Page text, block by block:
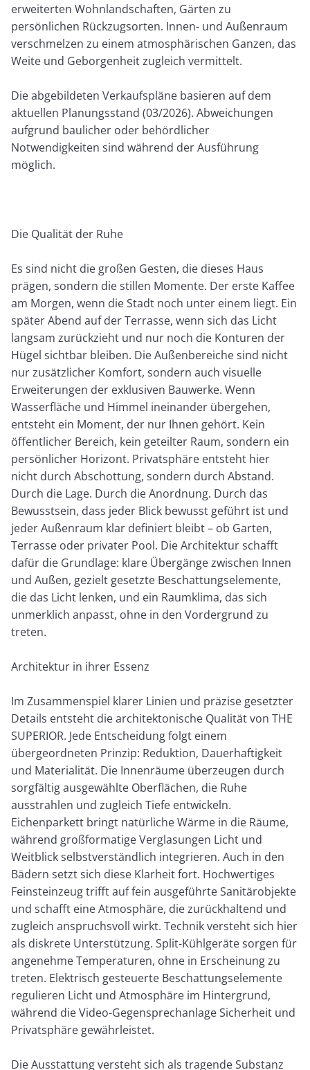
erweiterten Wohnlandschaften, Gärten zu
persönlichen Rückzugsorten. Innen- und Außenraum
verschmelzen zu einem atmosphärischen Ganzen, das
Weite und Geborgenheit zugleich vermittelt.
Die abgebildeten Verkaufspläne basieren auf dem
aktuellen Planungsstand (03/2026). Abweichungen
aufgrund baulicher oder behördlicher
Notwendigkeiten sind während der Ausführung
möglich.
Die Qualität der Ruhe
Es sind nicht die großen Gesten, die dieses Haus
prägen, sondern die stillen Momente. Der erste Kaffee
am Morgen, wenn die Stadt noch unter einem liegt. Ein
später Abend auf der Terrasse, wenn sich das Licht
langsam zurückzieht und nur noch die Konturen der
Hügel sichtbar bleiben. Die Außenbereiche sind nicht
nur zusätzlicher Komfort, sondern auch visuelle
Erweiterungen der exklusiven Bauwerke. Wenn
Wasserfläche und Himmel ineinander übergehen,
entsteht ein Moment, der nur Ihnen gehört. Kein
öffentlicher Bereich, kein geteilter Raum, sondern ein
persönlicher Horizont. Privatsphäre entsteht hier
nicht durch Abschottung, sondern durch Abstand.
Durch die Lage. Durch die Anordnung. Durch das
Bewusstsein, dass jeder Blick bewusst geführt ist und
jeder Außenraum klar definiert bleibt – ob Garten,
Terrasse oder privater Pool. Die Architektur schafft
dafür die Grundlage: klare Übergänge zwischen Innen
und Außen, gezielt gesetzte Beschattungselemente,
die das Licht lenken, und ein Raumklima, das sich
unmerklich anpasst, ohne in den Vordergrund zu
treten.
Architektur in ihrer Essenz
Im Zusammenspiel klarer Linien und präzise gesetzter
Details entsteht die architektonische Qualität von THE
SUPERIOR. Jede Entscheidung folgt einem
übergeordneten Prinzip: Reduktion, Dauerhaftigkeit
und Materialität. Die Innenräume überzeugen durch
sorgfältig ausgewählte Oberflächen, die Ruhe
ausstrahlen und zugleich Tiefe entwickeln.
Eichenparkett bringt natürliche Wärme in die Räume,
während großformatige Verglasungen Licht und
Weitblick selbstverständlich integrieren. Auch in den
Bädern setzt sich diese Klarheit fort. Hochwertiges
Feinsteinzeug trifft auf fein ausgeführte Sanitärobjekte
und schafft eine Atmosphäre, die zurückhaltend und
zugleich anspruchsvoll wirkt. Technik versteht sich hier
als diskrete Unterstützung. Split-Kühlgeräte sorgen für
angenehme Temperaturen, ohne in Erscheinung zu
treten. Elektrisch gesteuerte Beschattungselemente
regulieren Licht und Atmosphäre im Hintergrund,
während die Video-Gegensprechanlage Sicherheit und
Privatsphäre gewährleistet.
Die Ausstattung versteht sich als tragende Substanz